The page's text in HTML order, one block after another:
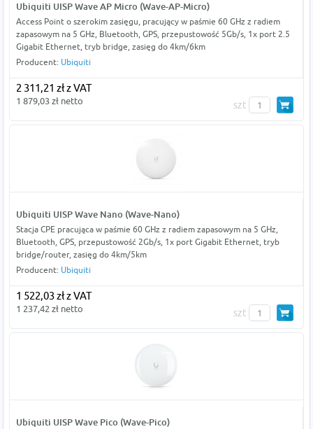
Ubiquiti UISP Wave AP Micro (Wave-AP-Micro)
Access Point o szerokim zasięgu, pracujący w paśmie 60 GHz z radiem
zapasowym na 5 GHz, Bluetooth, GPS, przepustowość 5Gb/s, 1x port 2.5
Gigabit Ethernet, tryb bridge, zasięg do 4km/6km
Producent: Ubiquiti
2 311,21 zł z VAT
1 879,03 zł netto szt
Ubiquiti UISP Wave Nano (Wave-Nano)
Stacja CPE pracująca w paśmie 60 GHz z radiem zapasowym na 5 GHz,
Bluetooth, GPS, przepustowość 2Gb/s, 1x port Gigabit Ethernet, tryb
bridge/router, zasięg do 4km/5km
Producent: Ubiquiti
1 522,03 zł z VAT
1 237,42 zł netto szt
Ubiquiti UISP Wave Pico (Wave-Pico)